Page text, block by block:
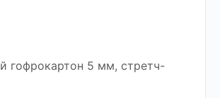
гофрокартон 5 мм, стретч-